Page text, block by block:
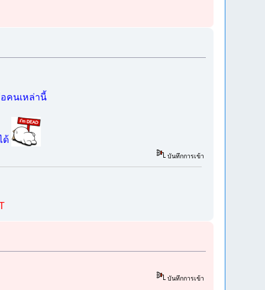
คนเหล่านี้
ด้
บันทึกการเข้า
บันทึกการเข้า